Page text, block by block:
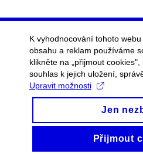
K vyhodnocování tohoto
obsahu a reklam používáme
klikněte na „přijmout
souhlas k jejich uložení,
Upravit možnosti
Jen
Přijmout